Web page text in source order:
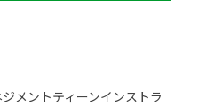
メントティーンインストラ